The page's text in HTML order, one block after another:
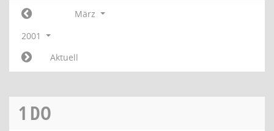
März
2001
Aktuell
1 DO